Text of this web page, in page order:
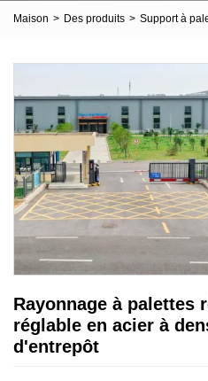
Maison > Des produits > Support à
Rayonnage à palettes
réglable en acier à
d'entrepôt